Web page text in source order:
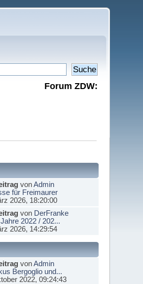
Forum ZDW:
vonAdmin
für Freimaurer
2026, 18:20:00
von DerFranke
2022 / 202...
2026, 14:29:54
vonAdmin
Bergoglio und...
2022, 09:24:43